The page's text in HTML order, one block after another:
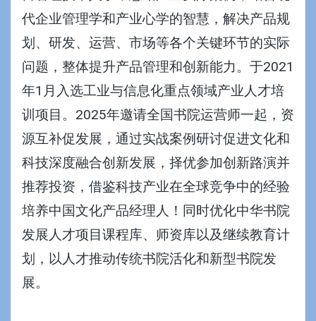
代企业管理学和产业心学的智慧，解决产品规
划、研发、运营、市场等各个关键环节的实际
问题，整体提升产品管理和创新能力。于2021
年1月入选工业与信息化重点领域产业人才培
训项目。2025年邀请全国书院运营师一起，资
源互补促发展，通过实战案例研讨促进文化和
科技深度融合创新发展，择优参加创新路演并
推荐投资，借鉴科技产业在全球竞争中的经验
培养中国文化产品经理人！同时优化中华书院
发展人才项目课程库、师资库以及继续教育计
划，以人才推动传统书院活化和新型书院发
展。